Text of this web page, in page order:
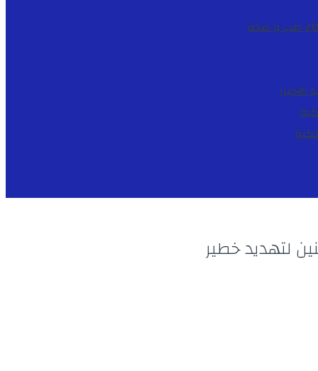
طب و صحة
الاخبار
لتهديد خطير